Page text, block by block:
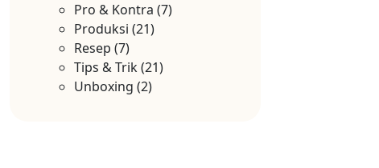
Pro & Kontra (7)
Produksi (21)
Resep (7)
Tips & Trik(21)
Unboxing (2)